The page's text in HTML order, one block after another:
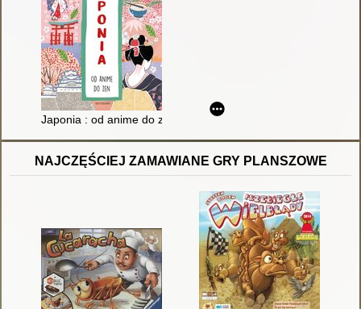
Japonia : od anime do zen
NAJCZĘŚCIEJ ZAMAWIANE GRY PLANSZOWE